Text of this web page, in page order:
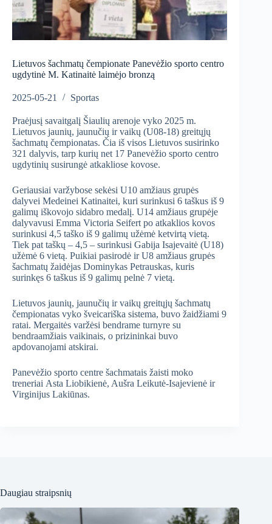
Lietuvos šachmatų čempionate Panevėžio sporto centro
ugdytinė M. Katinaitė laimėjo bronzą
2025-05-21 Sportas
Praėjusį savaitgalį Šiaulių arenoje vyko 2025 m.
Lietuvos jaunių, jaunučių ir vaikų (U08-18) greitųjų
šachmatų čempionatas. Čia iš visos Lietuvos susirinko
321 dalyvis, tarp kurių net 17 Panevėžio sporto centro
ugdytinių susirungė atkakliose kovose.
Geriausiai varžybose sekėsi U10 amžiaus grupės
dalyvei Medeinei Katinaitei, kuri surinkusi 6 taškus iš 9
galimų iškovojo sidabro medalį. U14 amžiaus grupėje
dalyvavusi Emma Victoria Seifert po atkaklios kovos
surinkusi 4,5 taško iš 9 galimų užėmė ketvirtą vietą.
Tiek pat taškų – 4,5 – surinkusi Gabija Isajevaitė (U18)
užėmė 6 vietą. Puikiai pasirodė ir U8 amžiaus grupės
šachmatų žaidėjas Dominykas Petrauskas, kuris
surinkęs 6 taškus iš 9 galimų pelnė 7 vietą.
Lietuvos jaunių, jaunučių ir vaikų greitųjų šachmatų
čempionatas vyko šveicariška sistema, buvo žaidžiami 9
ratai. Mergaitės varžėsi bendrame turnyre su
bendraamžiais vaikinais, o prizininkai buvo
apdovanojami atskirai.
Panevėžio sporto centre šachmatais žaisti moko
treneriai Asta Liobikienė, Aušra Leikutė-Isajevienė ir
Virginijus Lakiūnas.
Daugiau straipsnių